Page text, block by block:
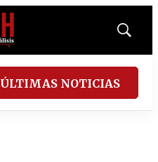
Mostrar
ÚLTIMAS NOTICIAS